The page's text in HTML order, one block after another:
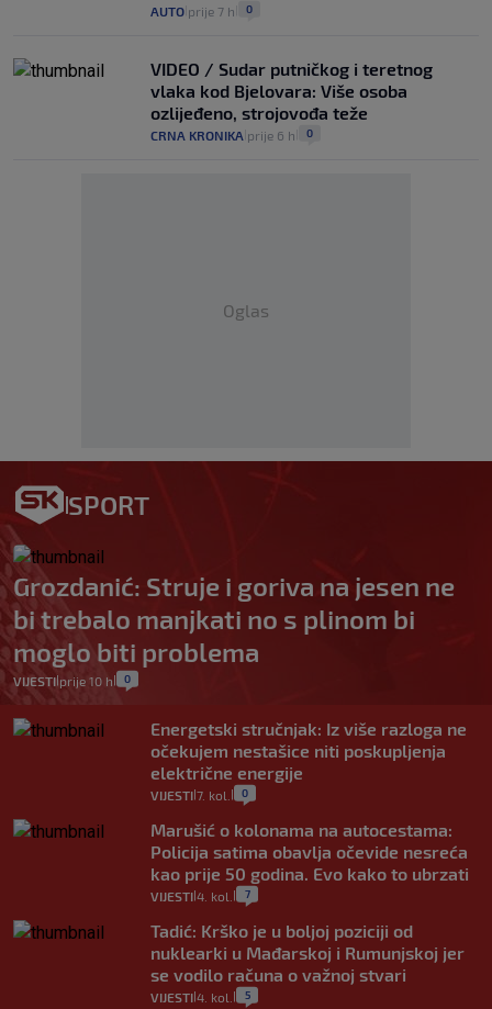
AUTO prije 7 h 0
VIDEO / Sudar putničkog i teretnog
vlaka kod Bjelovara: Više osoba
ozlijeđeno, strojovođa teže
CRNA KRONIKA prije 6 h 0
Oglas
SPORT
Grozdanić: Struje i goriva na jesen ne
bi trebalo manjkati no s plinom bi
moglo biti problema
VIJESTI| prije 10 h 0
Energetski stručnjak: Iz više razloga ne
očekujem nestašice niti poskupljenja
električne energije
VIJESTI 7. kol. 0
Marušić o kolonama na autocestama:
Policija satima obavlja očevide nesreća
kao prije 50 godina. Evo kako to ubrzati
VIJESTI 4. kol. 7
Tadić: Krško je u boljoj poziciji od
nuklearki u Mađarskoj i Rumunjskoj jer
se vodilo računa o važnoj stvari
VIJESTI 4. kol. 5